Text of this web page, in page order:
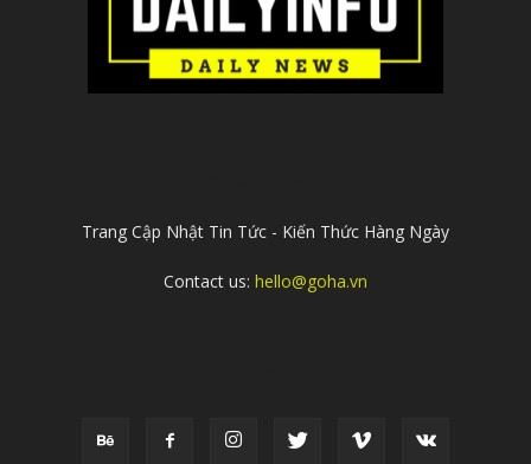
Trang Cập Nhật Tin Tức - Kiến Thức Hàng Ngày
Contact us: hello@goha.vn